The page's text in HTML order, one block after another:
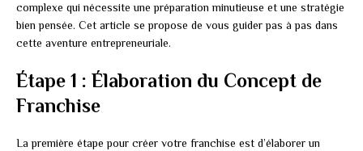
complexe qui nécessite une préparation minutieuse et une stratégie
bien pensée. Cet article se propose de vous guider pas à pas dans
cette aventure entrepreneuriale.
Étape 1 : Élaboration du Concept de
Franchise
La première étape pour créer votre franchise est d’élaborer un